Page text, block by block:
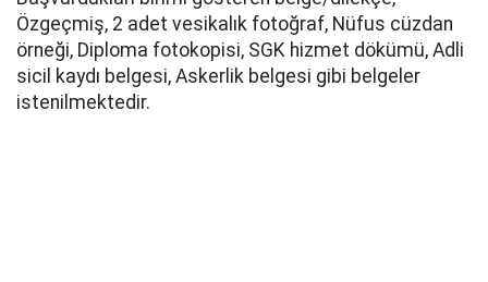
Özgeçmiş, 2 adet vesikalık fotoğraf, Nüfus cüzdan
örneği, Diploma fotokopisi, SGK hizmet dökümü, Adli
sicil kaydı belgesi, Askerlik belgesi gibi belgeler
istenilmektedir.